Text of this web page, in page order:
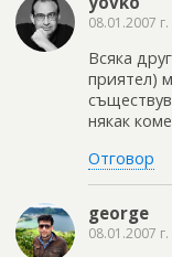
08.01.2007 г.
Всяка
приятел)
някак
Отговор
george
08.01.2007 г.